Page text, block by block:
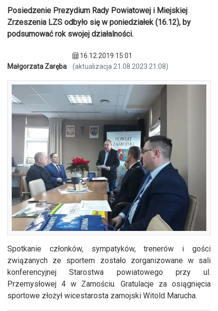
Posiedzenie Prezydium Rady Powiatowej i Miejskiej
Zrzeszenia LZS odbyło się w poniedziałek (16.12), by
podsumować rok swojej działalności.
Małgorzata Zaręba
16.12.2019 15:01
(aktualizacja 21.08.2023 21:08)
Spotkanie członków, sympatyków, trenerów i gości
związanych ze sportem zostało zorganizowane w sali
konferencyjnej Starostwa powiatowego przy ul.
Przemysłowej 4 w Zamościu. Gratulacje za osiągnięcia
sportowe złożył wicestarosta zamojski Witold Marucha.